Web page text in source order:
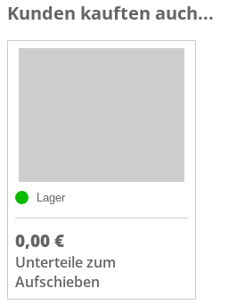
Kunden kauften auch...
Lager
0,00 €
Unterteile zum
Aufschieben